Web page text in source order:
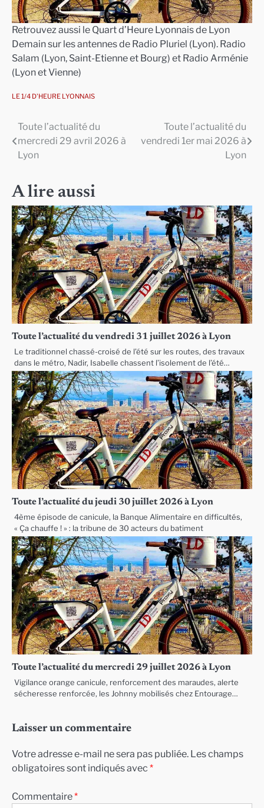
Retrouvez aussi le Quart d’Heure Lyonnais de Lyon
Demain sur les antennes de Radio Pluriel (Lyon). Radio
Salam (Lyon, Saint-Etienne et Bourg) et Radio Arménie
(Lyon et Vienne)
LE 1/4 D'HEURE LYONNAIS
Navigation
de
Toute l’actualité du
mercredi 29 avril 2026 à
Lyon
Toute l’actualité du
vendredi 1er mai 2026 à
Lyon
A lire aussi
Toute l’actualité du vendredi 31 juillet 2026 à Lyon
Le traditionnel chassé-croisé de l’été sur les routes, des travaux
dans le métro, Nadir, Isabelle chassent l’isolement de l’été…
Toute l’actualité du jeudi 30 juillet 2026 à Lyon
4ème épisode de canicule, la Banque Alimentaire en difficultés,
« Ça chauffe ! » : la tribune de 30 acteurs du batiment
Toute l’actualité du mercredi 29 juillet 2026 à Lyon
Vigilance orange canicule, renforcement des maraudes, alerte
sécheresse renforcée, les Johnny mobilisés chez Entourage…
Laisser un commentaire
Votre adresse e-mail ne sera pas publiée. Les champs
obligatoires sont indiqués avec *
Commentaire*